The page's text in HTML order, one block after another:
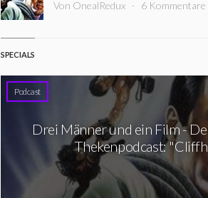
Von OnealRedux 6 Kommentare
SPECIALS
Podcast
Drei Männer und ein Film -
Thekenpodcast: